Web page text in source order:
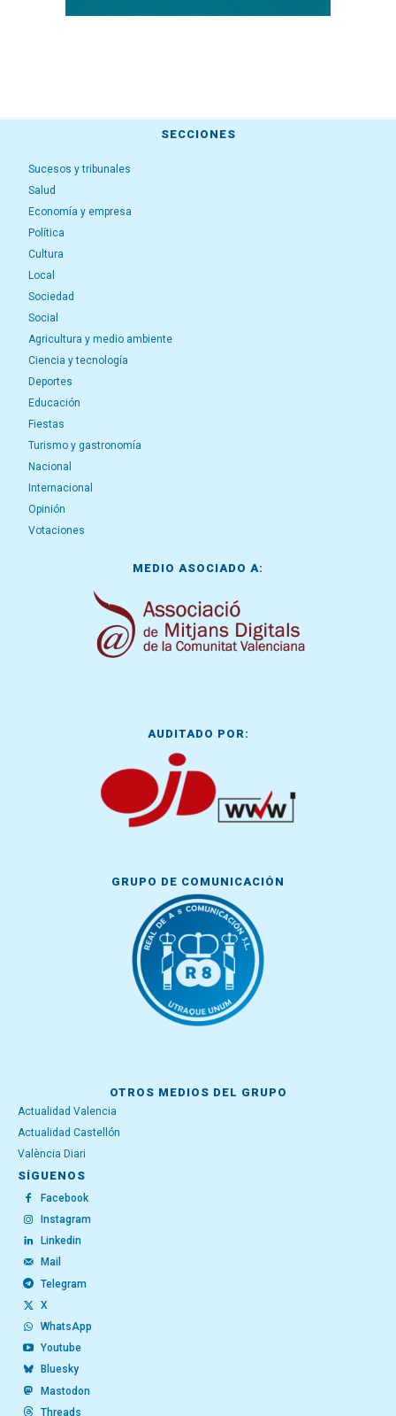
SECCIONES
Sucesos y tribunales
Salud
Economía y empresa
Política
Cultura
Local
Sociedad
Social
Agricultura y medio ambiente
Ciencia y tecnología
Deportes
Educación
Fiestas
Turismo y gastronomía
Nacional
Internacional
Opinión
Votaciones
MEDIO ASOCIADO A:
AUDITADO POR:
GRUPO DE COMUNICACIÓN
OTROS MEDIOS DEL GRUPO
Actualidad Valencia
Actualidad Castellón
València Diari
SÍGUENOS
Facebook
Instagram
Linkedin
Mail
Telegram
X
WhatsApp
Youtube
Bluesky
Mastodon
Threads